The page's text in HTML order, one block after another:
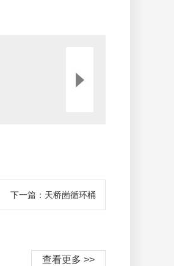
下一篇：天桥崮循环桶
查看更多 >>